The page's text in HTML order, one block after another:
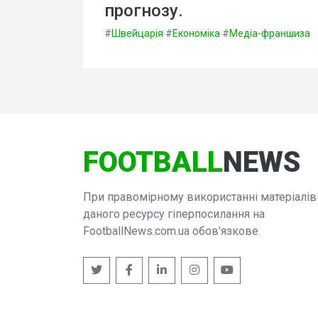
прогнозу.
#Швейцарія #Економіка #Медіа-франшиза
FOOTBALLNEWS
При правомірному використанні
даного ресурсу гіперпосилання на
FootballNews.com.ua обов'язкове.